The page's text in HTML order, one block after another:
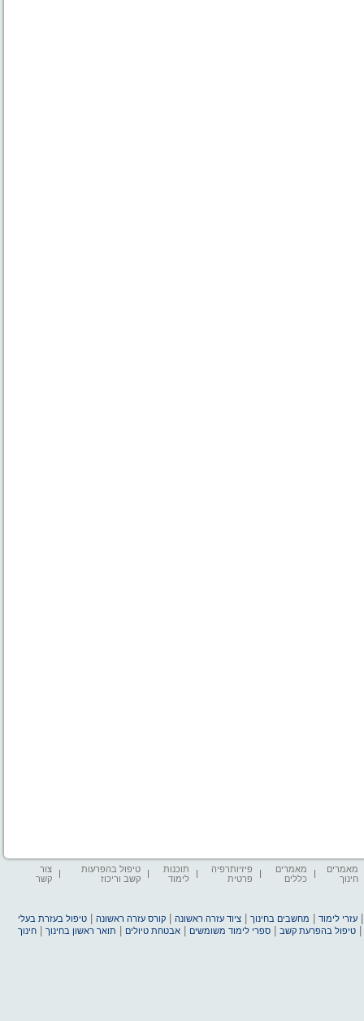
מאמרים
חינוך
מאמרים
כללים
פיזיותרפיה
פרטית
תוכנות
לימוד
טיפול בהפרעות
קשב וריכוז
צור
קשר
עזרי לימוד מחשבים בחינוך |ציוד עזרה ראשונה |קורס עזרה ראשונה |טיפול בעזרת בעלי
|טיפול בהפרעת קשב |ספרי לימוד משומשים |אבטחת טיולים תואר ראשון בחינוך |חינוך